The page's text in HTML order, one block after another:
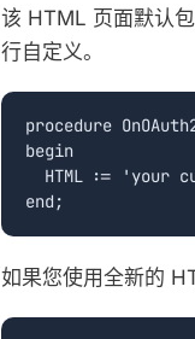
该 HTML 页面默认
行自定义。
procedure
begin
HTML := 'your
如果您使用全新的